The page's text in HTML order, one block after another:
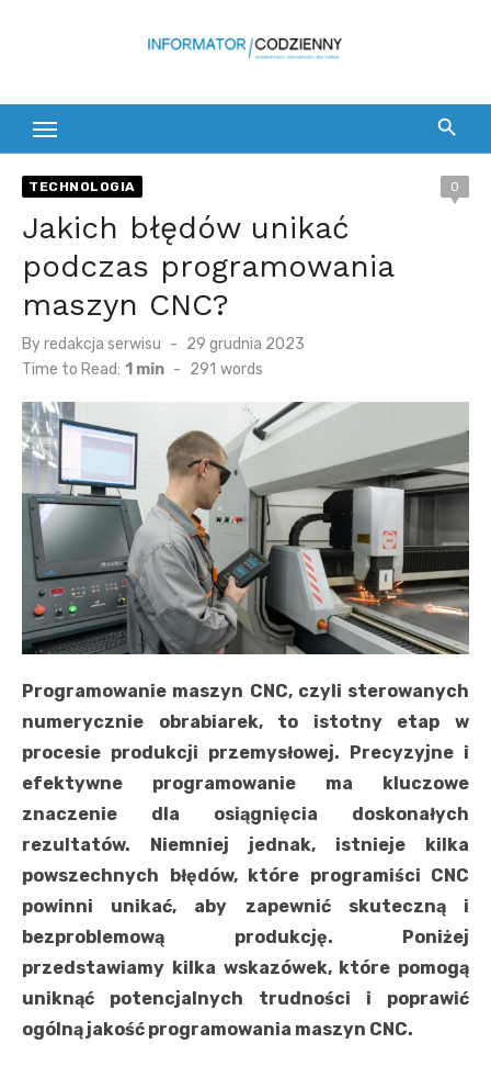
TECHNOLOGIA 0
Jakich błędów unikać
podczas programowania
maszyn CNC?
Byredakcja serwisu
Posted
on
29 grudnia 2023
Time to Read: 1 min - 291 words
Programowanie maszyn CNC, czyli sterowanych
numerycznie obrabiarek, to istotny etap w
procesie produkcji przemysłowej. Precyzyjne i
efektywne programowanie ma kluczowe
znaczenie dla osiągnięcia doskonałych
rezultatów. Niemniej jednak, istnieje kilka
powszechnych błędów, które programiści CNC
powinni unikać, aby zapewnić skuteczną i
bezproblemową produkcję. Poniżej
przedstawiamy kilka wskazówek, które pomogą
uniknąć potencjalnych trudności i poprawić
ogólną jakość programowania maszyn CNC.